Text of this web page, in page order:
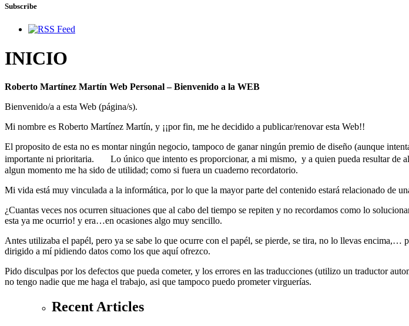
Subscribe
INICIO
Roberto Martínez Martín Web Personal – Bienvenido a la WEB
Bienvenido/a a esta Web (página/s).
Mi nombre es Roberto Martínez Martín, y ¡¡por fin, me he decidido a publicar/renovar esta Web!!
El proposito de esta no es montar ningún negocio, tampoco de ganar ningún premio de diseño (aunque
importante ni prioritaria. Lo único que intento es proporcionar, a mi mismo, y a quien pueda resultar de
algun momento me ha sido de utilidad; como si fuera un cuaderno recordatorio.
Mi vida está muy vinculada a la informática, por lo que la mayor parte del contenido estará relacionado de
¿Cuantas veces nos ocurren situaciones que al cabo del tiempo se repiten y no recordamos como lo
esta ya me ocurrio! y era…en ocasiones algo muy sencillo.
Antes utilizaba el papél, pero ya se sabe lo que ocurre con el papél, se pierde, se tira, no lo llevas
dirigido a mí pidiendo datos como los que aquí ofrezco.
Pido disculpas por los defectos que pueda cometer, y los errores en las traducciones (utilizo un traductor
no tengo nadie que me haga el trabajo, asi que tampoco puedo prometer virguerías.
Recent Articles